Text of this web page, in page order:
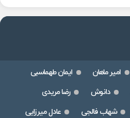
امیر ماهان
ایمان طهماسبی
دانوش
رضا مریدی
شهاب فالجی
عادل میرزایی